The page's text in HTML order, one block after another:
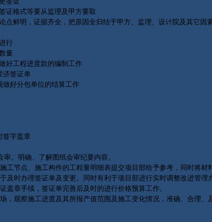
格式等要从监理及甲方要取
明，证据齐全，把原因全归结于甲方、监理、设计院及其它因
行
量
工程进度款的编制工作
签证单
好分包单位的结算工作
字盖章
明确、了解图纸会审纪要内容。
点、施工构件的工程量明细表提交项目部给予参考，同时将材
时办理签证单及变更。同时有利于项目部进行实时调整改进管理
手续，签证单完善后及时的进行价格预算工作。
察施工进度及其所报产值范围及施工变化情况，准确、合理、